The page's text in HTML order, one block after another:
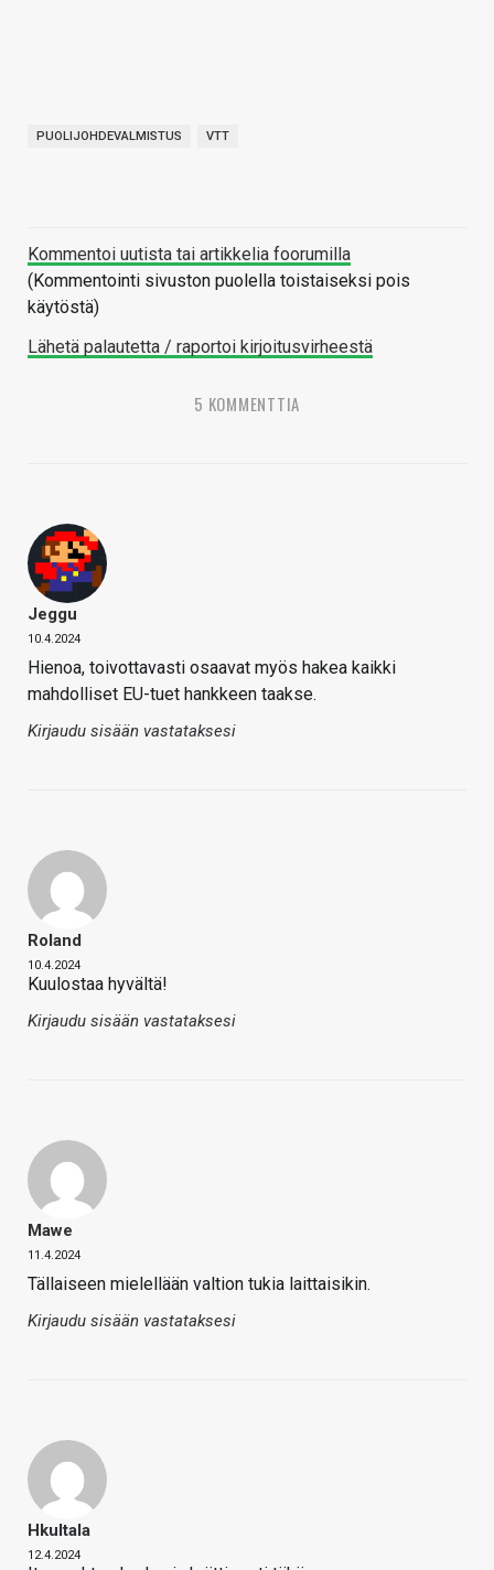
PUOLIJOHDEVALMISTUS VTT
Kommentoi uutista tai artikkelia foorumilla
(Kommentointi sivuston puolella toistaiseksi pois
käytöstä)
Lähetä palautetta / raportoi kirjoitusvirheestä
5 KOMMENTTIA
Jeggu
10.4.2024
Hienoa, toivottavasti osaavat myös hakea kaikki
mahdolliset EU-tuet hankkeen taakse.
Kirjaudu sisään vastataksesi
Roland
10.4.2024
Kuulostaa hyvältä!
Kirjaudu sisään vastataksesi
Mawe
11.4.2024
Tällaiseen mielellään valtion tukia laittaisikin.
Kirjaudu sisään vastataksesi
Hkultala
12.4.2024